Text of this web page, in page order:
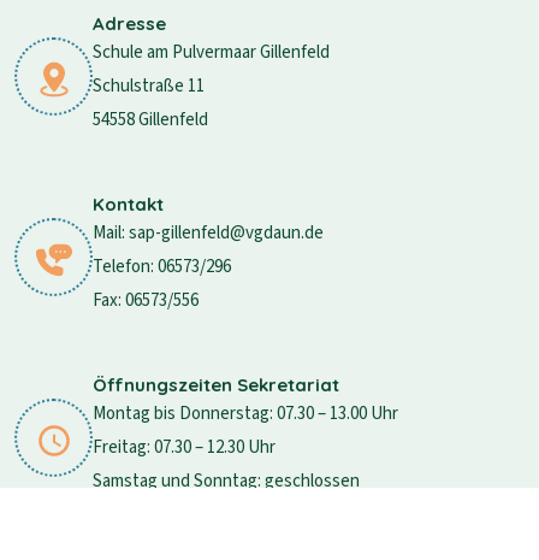
Adresse
Schule am Pulvermaar Gillenfeld
Schulstraße 11
54558 Gillenfeld
Kontakt
Mail: sap-gillenfeld@vgdaun.de
Telefon: 06573/296
Fax: 06573/556
Öffnungszeiten Sekretariat
Montag bis Donnerstag: 07.30 – 13.00 Uhr
Freitag: 07.30 – 12.30 Uhr
Samstag und Sonntag: geschlossen